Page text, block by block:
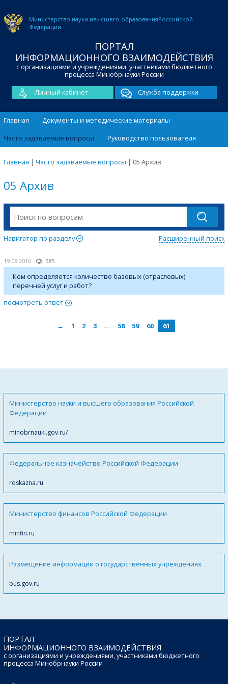
Министерство науки ивысшего образованияРоссийской
Федерации
ПОРТАЛ
ИНФОРМАЦИОННОГО ВЗАИМОДЕЙСТВИЯ
с организациями и учреждениями, участниками бюджетного
процесса Минобрнауки России
Личный кабинет
Служба поддержки
Главная
Документы и методические материалы
Часто задаваемые вопросы
Руководство пользователя
Главная | Часто задаваемые вопросы | 05 Архив
05 Архив
Навигатор по разделу Расширенный поиск
19.08.2016 585
Кем определяется количество базовых (отраслевых)
перечней услуг и работ?
посмотреть ответ
← 1 2 3 … 58 59 60 61
Министерство науки и высшего образования Российской
Федерации
minobrnauki.gov.ru/
Федеральное казначейство Российской Федерации
roskazna.ru
Министерство финансов Российской Федерации
minfin.ru
Размещение информации о государственных учреждениях
bus.gov.ru
ПОРТАЛ
ИНФОРМАЦИОННОГО ВЗАИМОДЕЙСТВИЯ
с организациями и учреждениями, участниками бюджетного
процесса Минобрнауки России